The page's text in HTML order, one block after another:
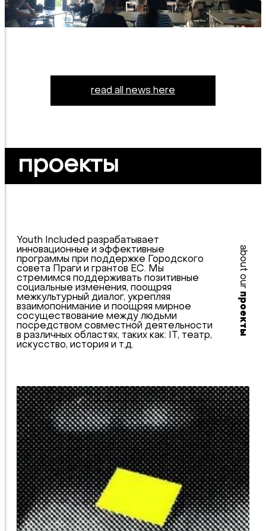
read all news here
проекты
Youth Included разрабатывает
инновационные и эффективные
программы при поддержке Городского
совета Праги и грантов ЕС. Мы
стремимся поддерживать позитивные
социальные изменения, поощряя
межкультурный диалог, укрепляя
взаимопонимание и поощряя мирное
сосуществование между людьми
посредством совместной деятельности
в различных областях, таких как: IT, театр,
искусство, история и т.д.
about our
проекты